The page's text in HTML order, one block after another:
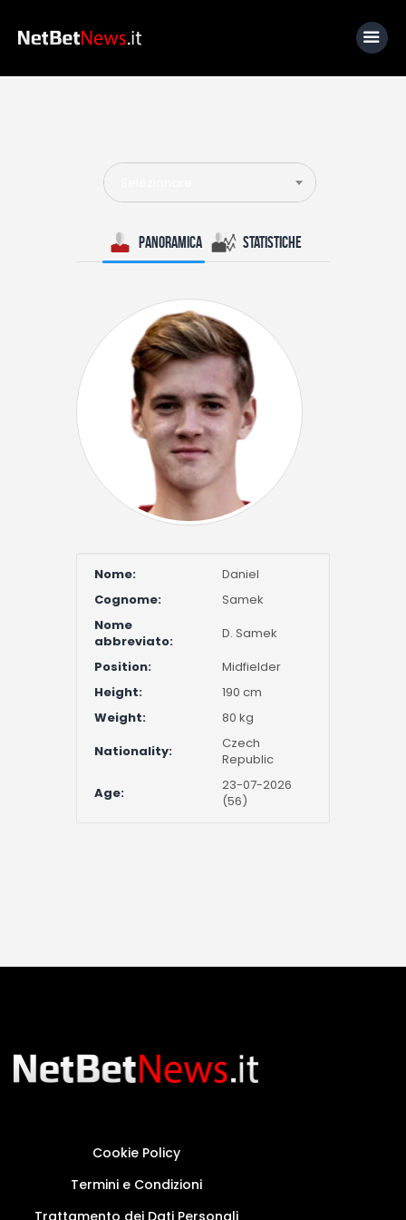
News
Calcio
Basket
Tennis
Lo Sapevi Che
Fantacalcio
I consigli di Giulia
Serie A
Panoramica Statistiche
Nome:
Daniel
Cognome:
Samek
Nome
abbreviato:
D. Samek
Position:
Midfielder
Height:
190 cm
Weight:
80 kg
Nationality:
Czech
Republic
Age:
23-07-2026
(56)
Cookie Policy
Termini e Condizioni
Trattamento dei Dati Personali